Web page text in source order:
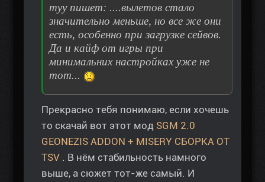
myy пишет: ....вылетов стало
значительно меньше, но все же они
есть, особенно при загрузке сейвов.
Да и кайф от игры при
минимальних настройках уже не
тот...
Прекрасно тебя понимаю, если хочешь
то скачай вот этот мод SGM 2.0
GEONEZIS ADDON + MISERY СБОРКА ОТ
TSV . В нём стабильность намного
выше, а сюжет тот-же самый. И